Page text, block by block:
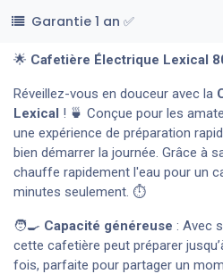
Garantie 1 an ✅
🌟 Cafetière Électrique Lexical
Réveillez-vous en douceur avec la
Lexical ! 🍵 Conçue pour les
une expérience de préparation
bien démarrer la journée. Grâce à
chauffe rapidement l'eau pour un
minutes seulement. ⏱️
🧑‍🍳 Capacité généreuse : Avec
cette cafetière peut préparer
fois, parfaite pour partager un